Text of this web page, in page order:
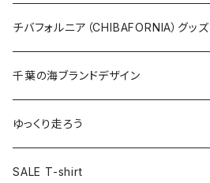
Tシャツ
キャップ
トートバッグ
ランチバッグ
缶バッジ
キーホルダー
クリアファイル
ステッカー
缶バッジ
キーホルダー
クリアファイル
ステッカー大
缶バッジ32mm
缶バッジ54mm
エコバッグ
JAGUARさんコラボグッズ
Tシャツ
ステッカー
サコッシュ
ホテルキーホルダー
ステッカー
缶バッジ
クリアファイル
マスク
Tシャツ
キャップ
エコバッグ
ステッカー
チバフォルニア（CHIBAFORNIA）グッズ
Tシャツ
キャップ
ステッカー
千葉の海ブランドデザイン
Tシャツ
キャップ
ゆっくり走ろう
Tシャツ
SALE T-shirt